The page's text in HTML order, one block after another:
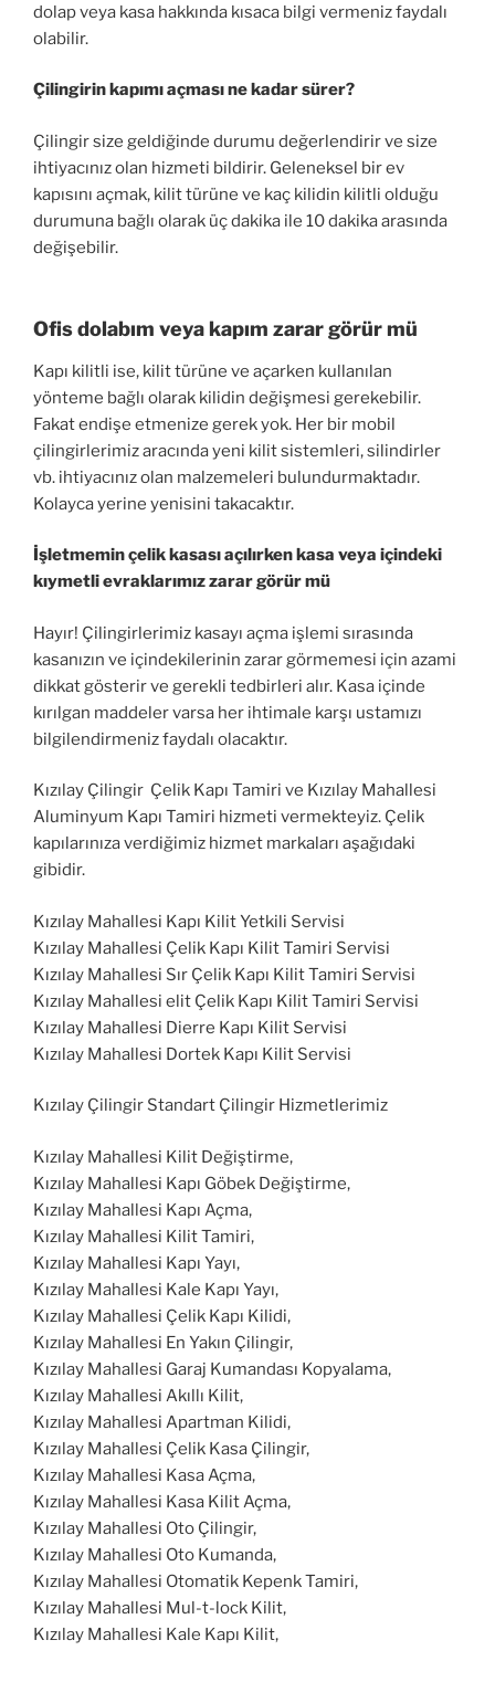
dolap veya kasa hakkında kısaca bilgi vermeniz faydalı
olabilir.
Çilingirin kapımı açması ne kadar sürer?
Çilingir size geldiğinde durumu değerlendirir ve size
ihtiyacınız olan hizmeti bildirir. Geleneksel bir ev
kapısını açmak, kilit türüne ve kaç kilidin kilitli olduğu
durumuna bağlı olarak üç dakika ile 10 dakika arasında
değişebilir.
Ofis dolabım veya kapım zarar görür mü
Kapı kilitli ise, kilit türüne ve açarken kullanılan
yönteme bağlı olarak kilidin değişmesi gerekebilir.
Fakat endişe etmenize gerek yok. Her bir mobil
çilingirlerimiz aracında yeni kilit sistemleri, silindirler
vb. ihtiyacınız olan malzemeleri bulundurmaktadır.
Kolayca yerine yenisini takacaktır.
İşletmemin çelik kasası açılırken kasa veya içindeki
kıymetli evraklarımız zarar görür mü
Hayır! Çilingirlerimiz kasayı açma işlemi sırasında
kasanızın ve içindekilerinin zarar görmemesi için azami
dikkat gösterir ve gerekli tedbirleri alır. Kasa içinde
kırılgan maddeler varsa her ihtimale karşı ustamızı
bilgilendirmeniz faydalı olacaktır.
Kızılay Çilingir Çelik Kapı Tamiri ve Kızılay Mahallesi
Aluminyum Kapı Tamiri hizmeti vermekteyiz. Çelik
kapılarınıza verdiğimiz hizmet markaları aşağıdaki
gibidir.
Kızılay Mahallesi Kapı Kilit Yetkili Servisi
Kızılay Mahallesi Çelik Kapı Kilit Tamiri Servisi
Kızılay Mahallesi Sır Çelik Kapı Kilit Tamiri Servisi
Kızılay Mahallesi elit Çelik Kapı Kilit Tamiri Servisi
Kızılay Mahallesi Dierre Kapı Kilit Servisi
Kızılay Mahallesi Dortek Kapı Kilit Servisi
Kızılay Çilingir Standart Çilingir Hizmetlerimiz
Kızılay Mahallesi Kilit Değiştirme,
Kızılay Mahallesi Kapı Göbek Değiştirme,
Kızılay Mahallesi Kapı Açma,
Kızılay Mahallesi Kilit Tamiri,
Kızılay Mahallesi Kapı Yayı,
Kızılay Mahallesi Kale Kapı Yayı,
Kızılay Mahallesi Çelik Kapı Kilidi,
Kızılay Mahallesi En Yakın Çilingir,
Kızılay Mahallesi Garaj Kumandası Kopyalama,
Kızılay Mahallesi Akıllı Kilit,
Kızılay Mahallesi Apartman Kilidi,
Kızılay Mahallesi Çelik Kasa Çilingir,
Kızılay Mahallesi Kasa Açma,
Kızılay Mahallesi Kasa Kilit Açma,
Kızılay Mahallesi Oto Çilingir,
Kızılay Mahallesi Oto Kumanda,
Kızılay Mahallesi Otomatik Kepenk Tamiri,
Kızılay Mahallesi Mul-t-lock Kilit,
Kızılay Mahallesi Kale Kapı Kilit,